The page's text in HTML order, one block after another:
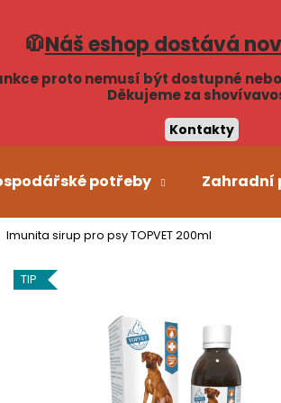
🧥Náš eshop dostává
proto nemusí být dostupné
Děkujeme za
Kontakty
potřeby Zahradní
Imunita sirup pro psy TOPVET 200ml
TIP
Co potřebujete najít?
Doporučujeme